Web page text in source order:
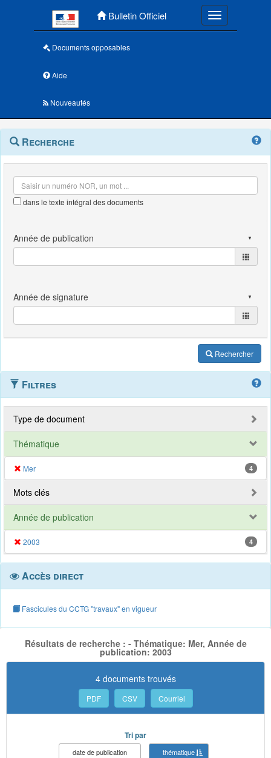
Bulletin Officiel Toggle
Documents opposables
Aide
Nouveautés
Navigation
outils
Menu
contextuel
Recherche
dans le texte intégral des documents
Rechercher
Filtres
Type de document
Thématique
Mer 4
Mots clés
Année de publication
2003 4
Accès direct
Fascicules du CCTG "travaux" en vigueur
Résultats de recherche : - Thématique: Mer, Année de
publication: 2003
4 documents trouvés
PDF CSV Courriel
Tri par
date de publication
thématique